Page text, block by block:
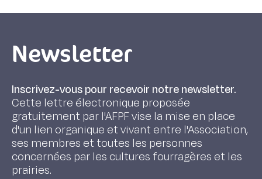
Newsletter
Inscrivez-vous pour recevoir notre newsletter.
Cette lettre électronique proposée
gratuitement par l'AFPF vise la mise en place
d'un lien organique et vivant entre l'Association,
ses membres et toutes les personnes
concernées par les cultures fourragères et les
prairies.